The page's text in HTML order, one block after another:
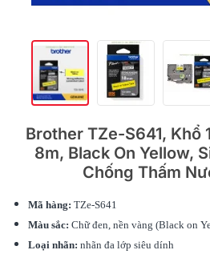
Brother TZe-S641, Khổ
8m, Black On Yellow,
Chống Thấm
Mã hàng: TZe-S641
Màu sắc: Chữ đen, nền vàng (Black on
Loại nhãn: nhãn đa lớp siêu dính